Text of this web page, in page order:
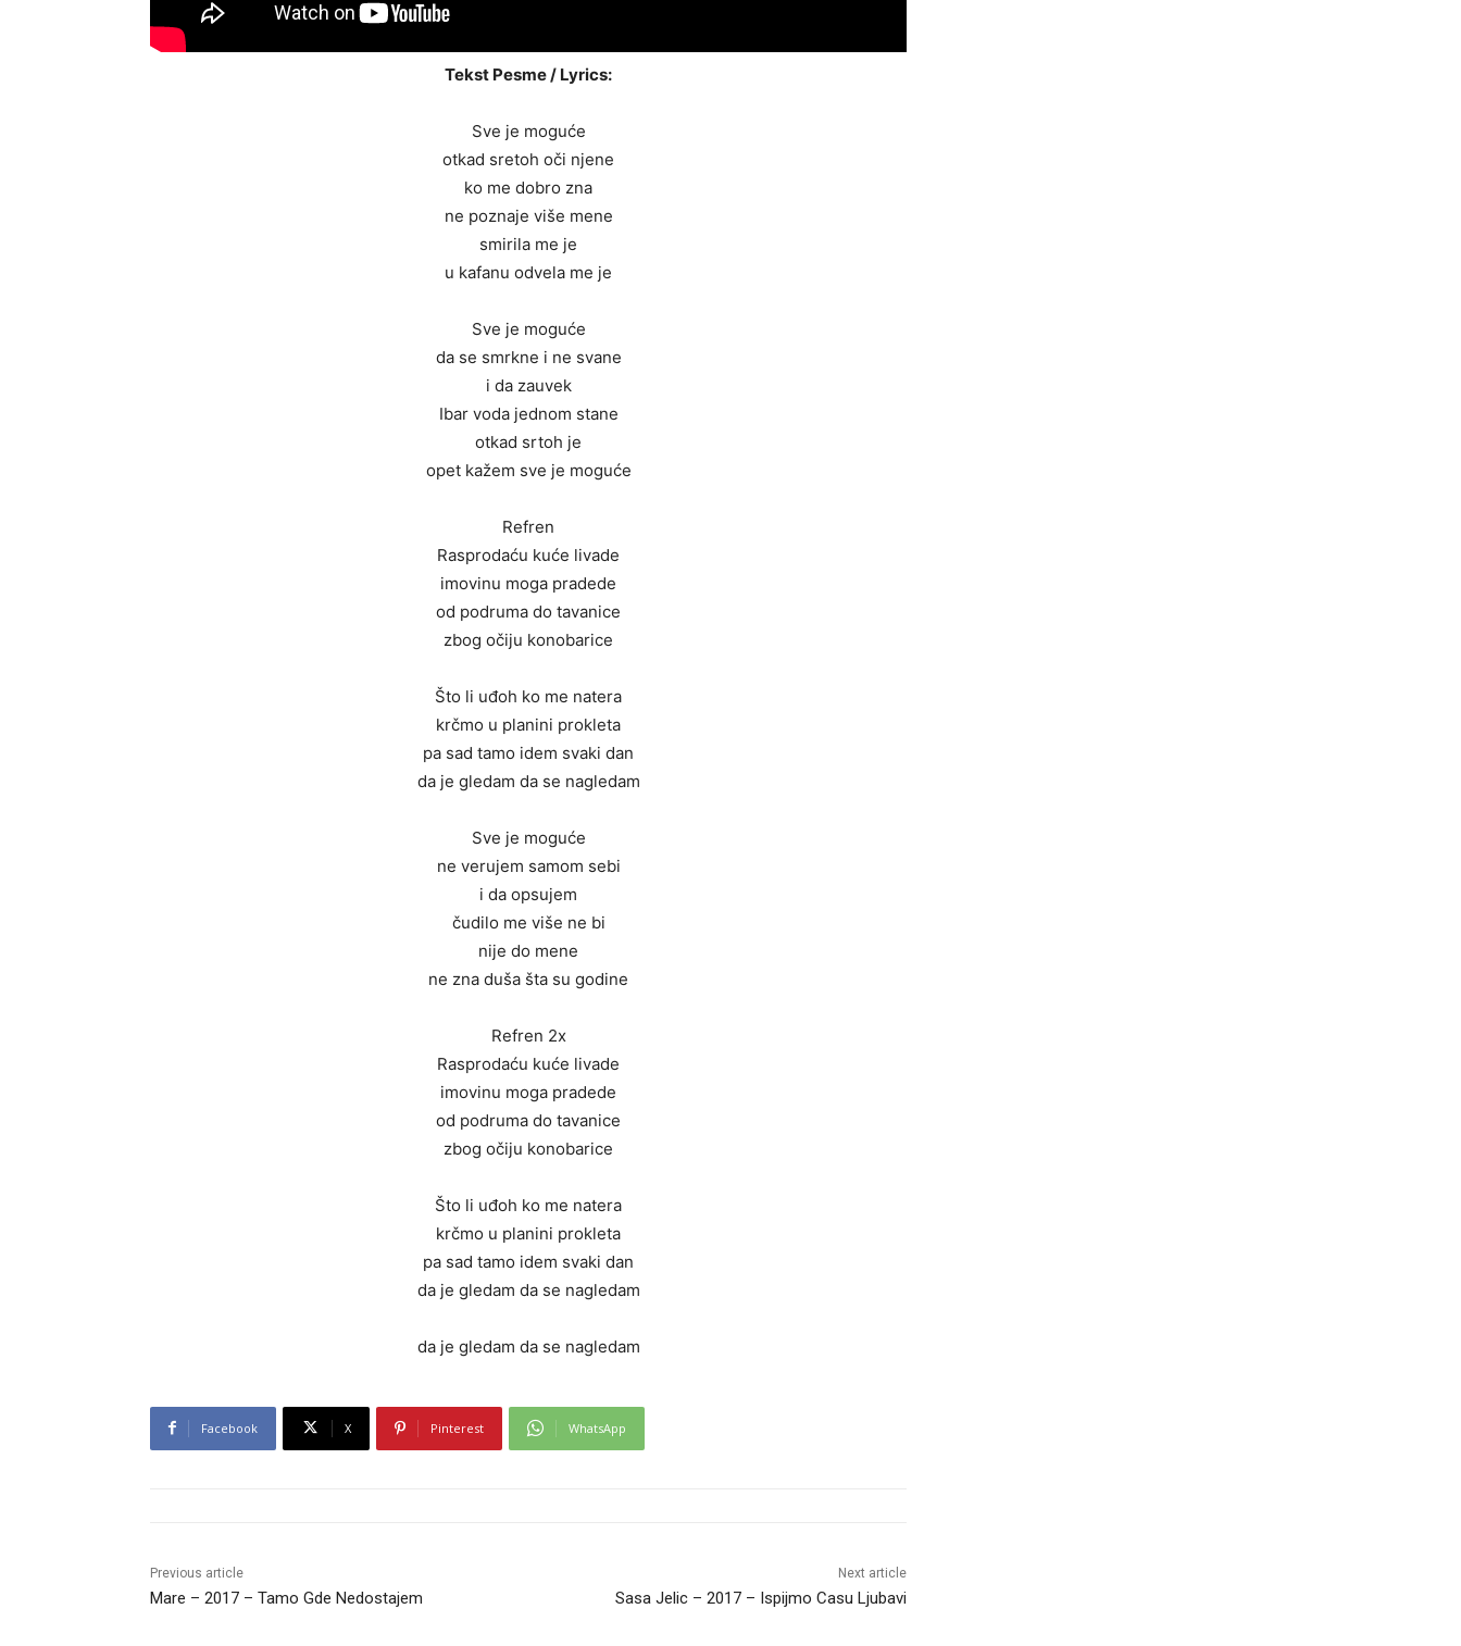
Tekst Pesme / Lyrics:
Sve je moguće
otkad sretoh oči njene
ko me dobro zna
ne poznaje više mene
smirila me je
u kafanu odvela me je
Sve je moguće
da se smrkne i ne svane
i da zauvek
Ibar voda jednom stane
otkad srtoh je
opet kažem sve je moguće
Refren
Rasprodaću kuće livade
imovinu moga pradede
od podruma do tavanice
zbog očiju konobarice
Što li uđoh ko me natera
krčmo u planini prokleta
pa sad tamo idem svaki dan
da je gledam da se nagledam
Sve je moguće
ne verujem samom sebi
i da opsujem
čudilo me više ne bi
nije do mene
ne zna duša šta su godine
Refren 2x
Rasprodaću kuće livade
imovinu moga pradede
od podruma do tavanice
zbog očiju konobarice
Što li uđoh ko me natera
krčmo u planini prokleta
pa sad tamo idem svaki dan
da je gledam da se nagledam
da je gledam da se nagledam
Facebook X Pinterest WhatsApp
Previous article
Mare – 2017 – Tamo Gde Nedostajem
Next article
Sasa Jelic – 2017 – Ispijmo Casu Ljubavi